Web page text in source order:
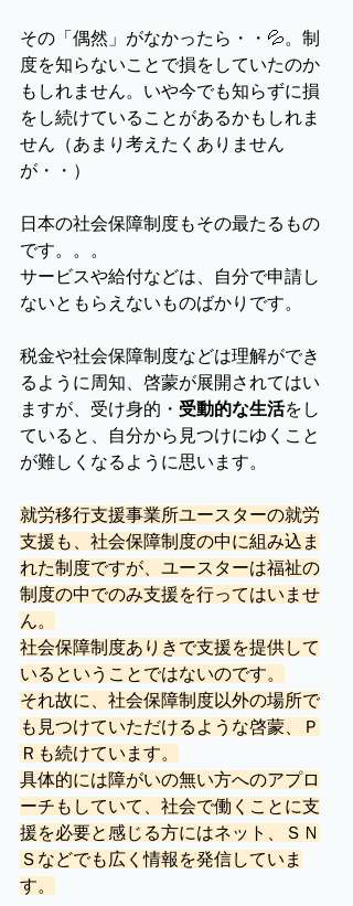
その「偶然」がなかったら・・💦。制
度を知らないことで損をしていたのか
もしれません。いや今でも知らずに損
をし続けていることがあるかもしれま
せん（あまり考えたくありません
が・・）
日本の社会保障制度もその最たるもの
です。。。
サービスや給付などは、自分で申請し
ないともらえないものばかりです。
税金や社会保障制度などは理解ができ
るように周知、啓蒙が展開されてはい
ますが、受け身的・ 受動的な生活をし
ていると、自分から見つけにゆくこと
が難しくなるように思います。
就労移行支援事業所ユースターの就労
支援も、社会保障制度の中に組み込ま
れた制度ですが、ユースターは福祉の
制度の中でのみ支援を行ってはいませ
ん。
社会保障制度ありきで支援を提供して
いるということではないのです。
それ故に、社会保障制度以外の場所で
も見つけていただけるような啓蒙、Ｐ
Ｒも続けています。
具体的には障がいの無い方へのアプロ
ーチもしていて、社会で働くことに支
援を必要と感じる方にはネット、ＳＮ
Ｓなどでも広く情報を発信していま
す。